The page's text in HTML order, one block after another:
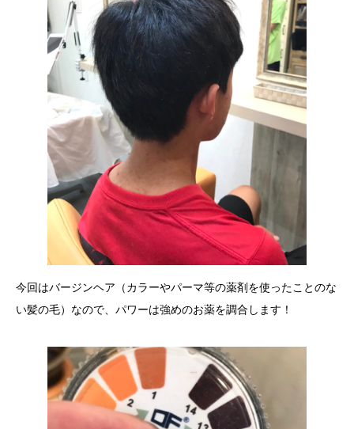
今回はバージンヘア（カラーやパーマ等の薬剤を使ったことのな
い髪の毛）なので、パワーは強めのお薬を調合します！